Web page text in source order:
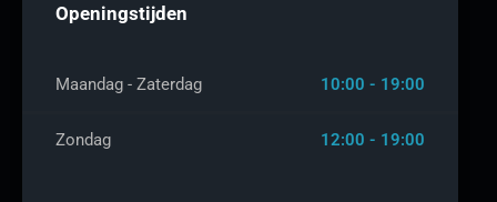
Openingstijden
Maandag - Zaterdag 10:00 - 19:00
Zondag 12:00 - 19:00